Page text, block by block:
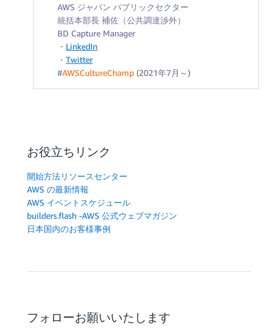
AWS ジャパン パブリックセクター
統括本部長 補佐（公共調達渉外）
BD Capture Manager
・ LinkedIn
・ Twitter
#AWSCultureChamp (2021年7月～)
お役立ちリンク
開始方法リソースセンター
AWS の最新情報
AWS イベントスケジュール
builders.flash -AWS 公式ウェブマガジン
日本国内のお客様事例
フォローお願いいたします